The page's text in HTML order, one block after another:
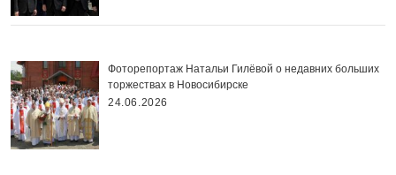
Фоторепортаж Натальи Гилёвой о недавних больших
торжествах в Новосибирске
24.06.2026